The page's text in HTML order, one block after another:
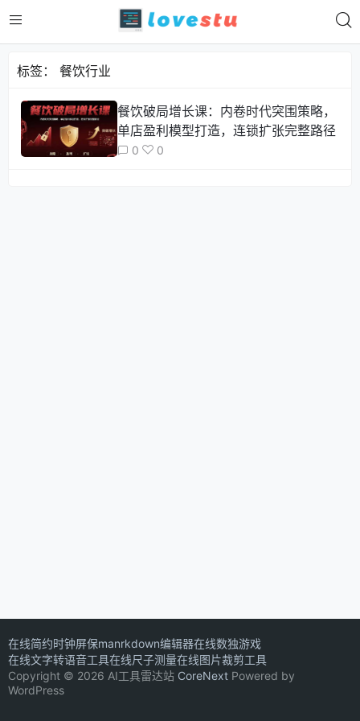
标签： 餐饮行业
餐饮破局增长课：内卷时代突围策略，
单店盈利模型打造，连锁扩张完整路径
0 0
在线简约时钟屏保manrkdown编辑器在线数独游戏
在线文字转语音工具在线尺子测量在线图片裁剪工具
Copyright © 2026 AI工具雷达站 CoreNext Powered by
WordPress